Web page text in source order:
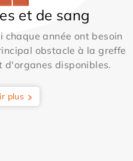
et de sang
année ont besoin
obstacle à la greffe
d'organes disponibles.
plus